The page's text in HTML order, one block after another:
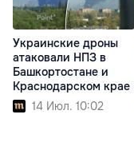
Украинские дроны
атаковали НПЗ в
Башкортостане и
Краснодарском крае
14 Июл. 10:02